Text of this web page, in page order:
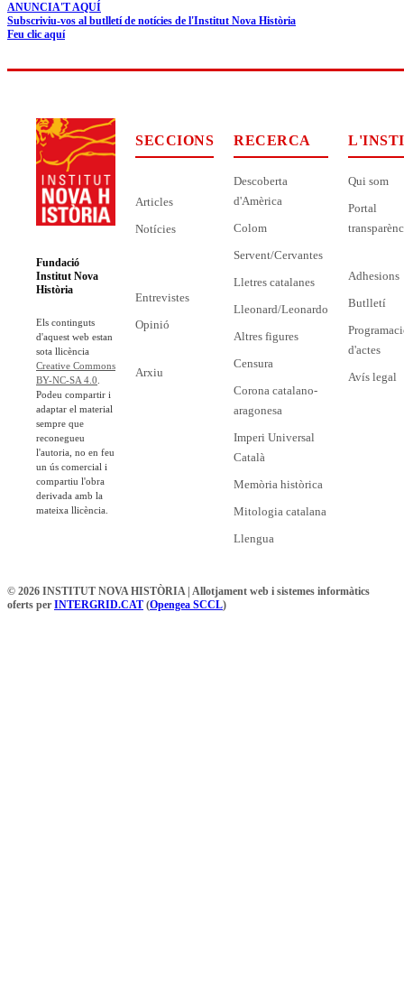
ANUNCIA'T AQUÍ
Subscriviu-vos al butlletí de notícies de l'Institut Nova Història
Feu clic aquí
Fundació
Institut Nova
Història
Els continguts
d'aquest web estan
sota llicència
Creative Commons
BY-NC-SA 4.0
Podeu compartir i
adaptar el material
sempre que
reconegueu
l'autoria, no en feu
un ús comercial i
compartiu l'obra
derivada amb la
mateixa llicència.
SECCIONS
Articles
Notícies
Entrevistes
Opinió
Arxiu
RECERCA
Descoberta
d'Amèrica
Colom
Servent/Cervantes
Lletres catalanes
Lleonard/Leonardo
Altres figures
Censura
Corona catalano-
aragonesa
Imperi Universal
Català
Memòria històrica
Mitologia catalana
Llengua
Qui som
Portal
Adhesions
Butlletí
d'actes
Avís legal
© 2026 INSTITUT NOVA HISTÒRIA | Allotjament web i sistemes informàtics
oferts per INTERGRID.CAT (Opengea SCCL)